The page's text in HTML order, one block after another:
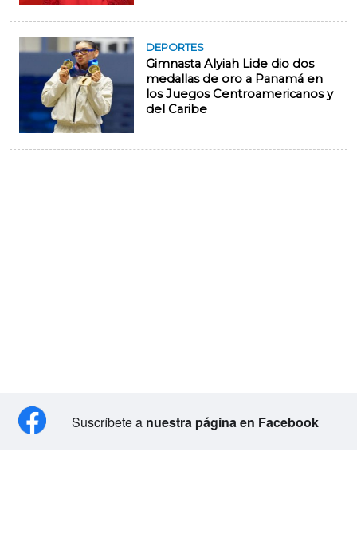
DEPORTES
Gimnasta Alyiah Lide dio dos
medallas de oro a Panamá en
los Juegos Centroamericanos y
del Caribe
Suscríbete a nuestra página en Facebook